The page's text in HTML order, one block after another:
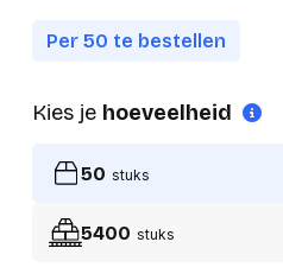
Per 50 te bestellen
Kies je hoeveelheid
50 stuks
5400 stuks